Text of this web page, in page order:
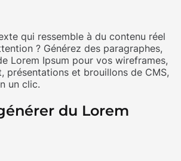
qui ressemble à du contenu réel
? Générez des paragraphes,
Lorem Ipsum pour vos wireframes,
présentations et brouillons de CMS,
un clic.
du Lorem